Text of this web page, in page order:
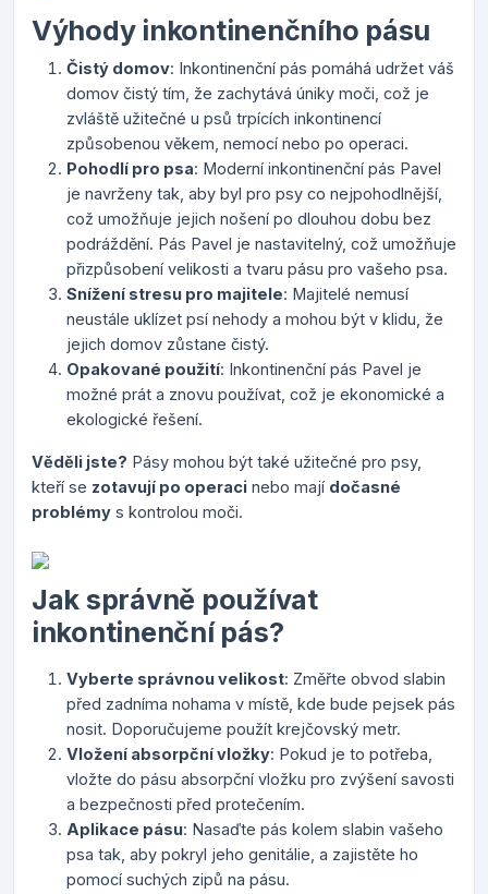
Výhody inkontinenčního pásu
Čistý domov: Inkontinenční pás pomáhá udržet váš
domov čistý tím, že zachytává úniky moči, což je
zvláště užitečné u psů trpících inkontinencí
způsobenou věkem, nemocí nebo po operaci.
Pohodlí pro psa: Moderní inkontinenční pás Pavel
je navrženy tak, aby byl pro psy co nejpohodlnější,
což umožňuje jejich nošení po dlouhou dobu bez
podráždění. Pás Pavel je nastavitelný, což umožňuje
přizpůsobení velikosti a tvaru pásu pro vašeho psa.
Snížení stresu pro majitele: Majitelé nemusí
neustále uklízet psí nehody a mohou být v klidu, že
jejich domov zůstane čistý.
Opakované použití: Inkontinenční pás Pavel je
možné prát a znovu používat, což je ekonomické a
ekologické řešení.
Věděli jste? Pásy mohou být také užitečné pro psy,
kteří se zotavují po operaci nebo mají dočasné
problémy s kontrolou moči.
Jak správně používat
inkontinenční pás?
Vyberte správnou velikost: Změřte obvod slabin
před zadníma nohama v místě, kde bude pejsek pás
nosit. Doporučujeme použít krejčovský metr.
Vložení absorpční vložky: Pokud je to potřeba,
vložte do pásu absorpční vložku pro zvýšení savosti
a bezpečnosti před protečením.
Aplikace pásu: Nasaďte pás kolem slabin vašeho
psa tak, aby pokryl jeho genitálie, a zajistěte ho
pomocí suchých zipů na pásu.